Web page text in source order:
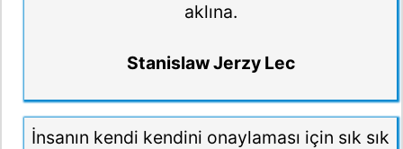
aklına.
Stanislaw Jerzy Lec
İnsanın kendi kendini onaylaması için sık sık